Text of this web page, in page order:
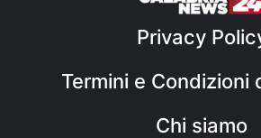
Privacy
Termini e Condizioni
Chi siamo